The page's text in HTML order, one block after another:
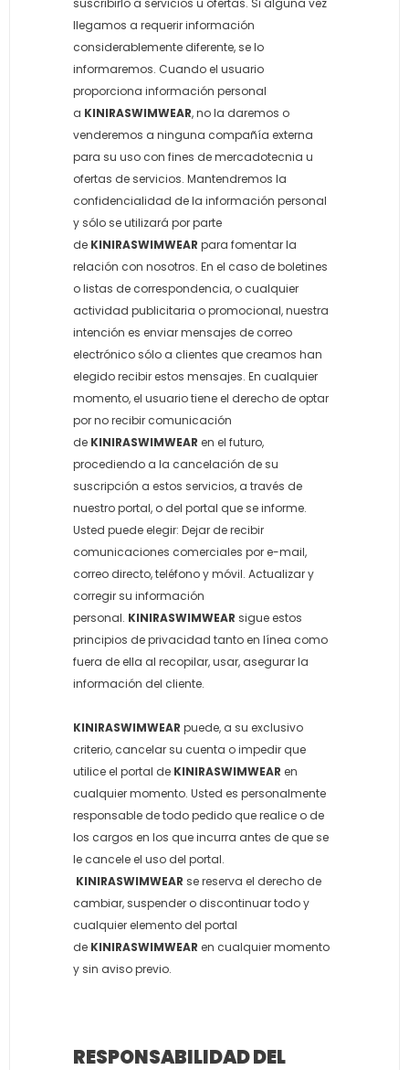
llegamos a requerir información
considerablemente diferente, se lo
informaremos. Cuando el usuario
proporciona información personal
a KINIRASWIMWEAR, no la daremos o
venderemos a ninguna compañ­ía externa
para su uso con fines de mercadotecnia u
ofertas de servicios. Mantendremos la
confidencialidad de la información personal
y sólo se utilizará por parte
de KINIRASWIMWEAR para fomentar la
relación con nosotros. En el caso de boletines
o listas de correspondencia, o cualquier
actividad publicitaria o promocional, nuestra
intención es enviar mensajes de correo
electrónico sólo a clientes que creamos han
elegido recibir estos mensajes. En cualquier
momento, el usuario tiene el derecho de optar
por no recibir comunicación
de KINIRASWIMWEAR en el futuro,
procediendo a la cancelación de su
suscripción a estos servicios, a través de
nuestro portal, o del portal que se informe.
Usted puede elegir: Dejar de recibir
comunicaciones comerciales por e-mail,
correo directo, teléfono y móvil. Actualizar y
corregir su información
personal. KINIRASWIMWEAR sigue estos
principios de privacidad tanto en línea como
fuera de ella al recopilar, usar, asegurar la
información del cliente.
KINIRASWIMWEAR puede, a su exclusivo
criterio, cancelar su cuenta o impedir que
utilice el portal de KINIRASWIMWEAR en
cualquier momento. Usted es personalmente
responsable de todo pedido que realice o de
los cargos en los que incurra antes de que se
le cancele el uso del portal.
KINIRASWIMWEAR se reserva el derecho de
cambiar, suspender o discontinuar todo y
cualquier elemento del portal
de KINIRASWIMWEAR en cualquier momento
y sin aviso previo.
RESPONSABILIDAD DEL